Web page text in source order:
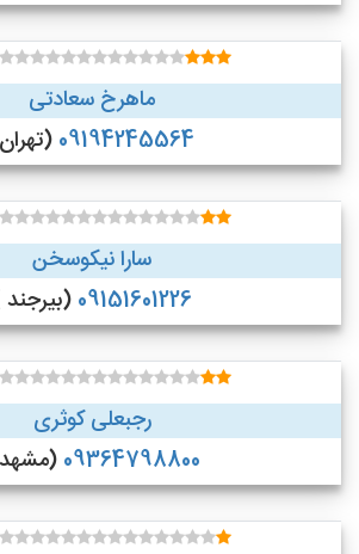
ماهرخ سعادتی
09194245564
سارا نیکوسخن
09151601226
رجبعلی کوثری
09364798800